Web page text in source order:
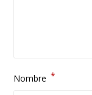
Nombre *